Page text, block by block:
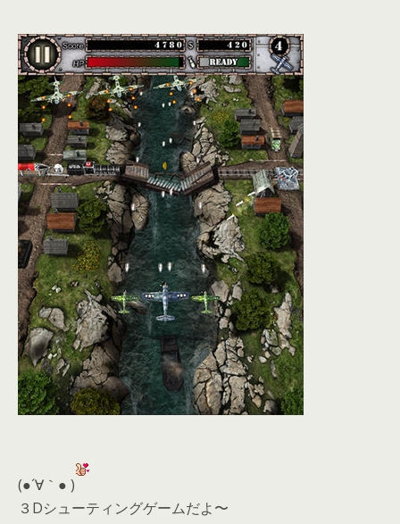
(●´∀｀● )
３Dシューティングゲームだよ〜